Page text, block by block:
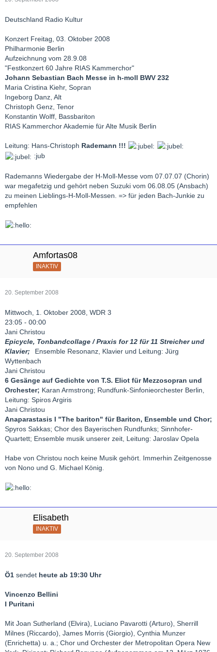
Deutschland Radio Kultur
Konzert Freitag, 03. Oktober 2008
Philharmonie Berlin
Aufzeichnung vom 28.9.08
"Festkonzert 60 Jahre RIAS Kammerchor"
Johann Sebastian Bach Messe in h-moll BWV 232
Maria Cristina Kiehr, Sopran
Ingeborg Danz, Alt
Christoph Genz, Tenor
Konstantin Wolff, Bassbariton
RIAS Kammerchor Akademie für Alte Musik Berlin
Leitung: Hans-Christoph Rademann !!!
:jub
Rademanns Wiedergabe der H-Moll-Messe vom 07.07.07 (Chorin)
war megafetzig und gehört neben Suzuki vom 06.08.05 (Ansbach)
zu meinen Lieblings-H-Moll-Messen. => für jeden Bach-Junkie zu
empfehlen
Amfortas08
INAKTIV
20. September 2008
Mittwoch, 1. Oktober 2008, WDR 3
23:05 - 00:00
Jani Christou
Epicycle, Tonbandcollage / Praxis for 12 für 11 Streicher und
Klavier;
Ensemble Resonanz, Klavier und Leitung: Jürg
Wyttenbach
Jani Christou
6 Gesänge auf Gedichte von T.S. Eliot für Mezzosopran und
Orchester; Karan Armstrong; Rundfunk-Sinfonieorchester Berlin,
Leitung: Spiros Argiris
Jani Christou
Anaparastasis I "The bariton" für Bariton, Ensemble und Chor;
Spyros Sakkas; Chor des Bayerischen Rundfunks; Sinnhofer-
Quartett; Ensemble musik unserer zeit, Leitung: Jaroslav Opela
Habe von Christou noch keine Musik gehört. Immerhin Zeitgenosse
von Nono und G. Michael König.
Elisabeth
INAKTIV
20. September 2008
Ö1 sendet heute ab 19:30 Uhr
Vincenzo Bellini
I Puritani
Mit Joan Sutherland (Elvira), Luciano Pavarotti (Arturo), Sherrill
Milnes (Riccardo), James Morris (Giorgio), Cynthia Munzer
(Enrichetta) u. a.; Chor und Orchester der Metropolitan Opera New